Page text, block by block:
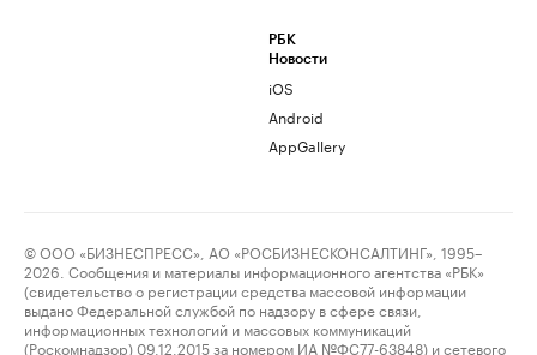
РБК
Новости
iOS
Android
AppGallery
© ООО «БИЗНЕСПРЕСС», АО «РОСБИЗНЕСКОНСАЛТИНГ», 1995–
2026. Сообщения и материалы информационного агентства «РБК»
(свидетельство о регистрации средства массовой информации
выдано Федеральной службой по надзору в сфере связи,
информационных технологий и массовых коммуникаций
(Роскомнадзор) 09.12.2015 за номером ИА №ФС77-63848) и сетевого